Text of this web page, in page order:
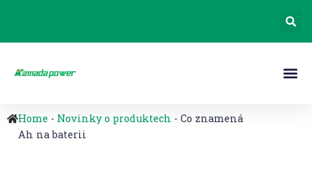
Home - Novinky o produktech - Co znamená
Ah na baterii